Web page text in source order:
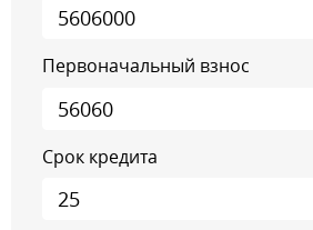
Первоначальный взнос
Срок кредита